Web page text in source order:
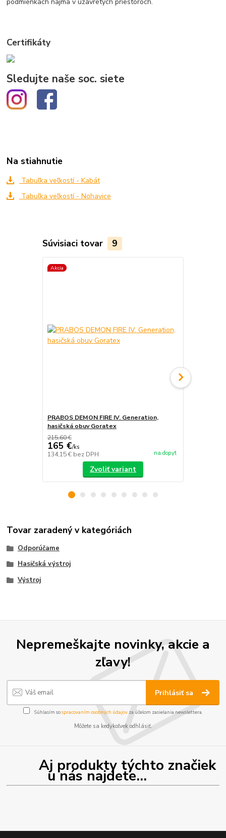
Certifikáty
Sledujte naše soc. siete
Na stiahnutie
Tabuľka veľkostí - Kabát
Tabuľka veľkostí - Nohavice
Súvisiaci tovar 9
Akcia
PRABOS DEMON FIRE IV. Generation,
hasičská obuv Goratex
215,60 €
165 €/ks
134,15 € bez DPH na dopyt
Zvoliť variant
Tovar zaradený v kategóriách
Odporúčame
Hasičská výstroj
Výstroj
Nepremeškajte novinky, akcie a
zľavy!
Prihlásiť sa
Súhlasím sospracovaním osobných údajov za účelom zasielania newslettera.
Môžete sa kedykoľvek odhlásiť.
Aj produkty týchto značiek
u nás najdete...